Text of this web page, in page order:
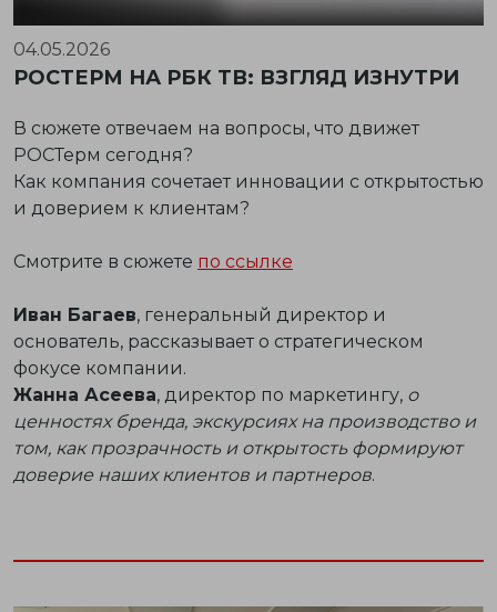
04.05.2026
РОСТЕРМ НА РБК ТВ: ВЗГЛЯД ИЗНУТРИ
В сюжете отвечаем на вопросы, что движет
РОСТерм сегодня?
Как компания сочетает инновации с открытостью
и доверием к клиентам?
Смотрите в сюжете по ссылке
Иван Багаев, генеральный директор и
основатель, рассказывает о стратегическом
фокусе компании.
Жанна Асеева, директор по маркетингу, о
ценностях бренда, экскурсиях на производство и
том, как прозрачность и открытость формируют
доверие наших клиентов и партнеров.